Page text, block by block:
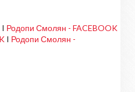
I Родопи Смолян - FACEBOOK
I Родопи Смолян -